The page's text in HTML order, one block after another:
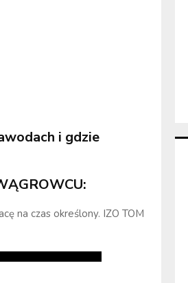
i gdzie
na czas określony. IZO TOM